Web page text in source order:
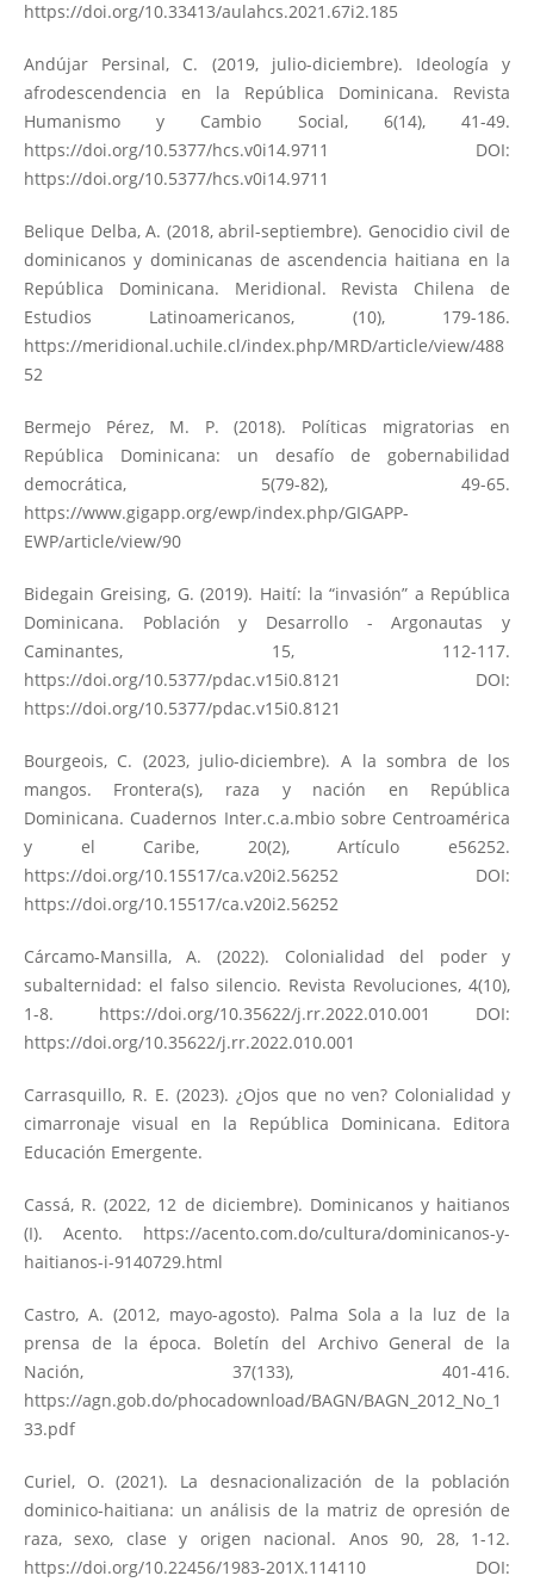
https://doi.org/10.33413/aulahcs.2021.67i2.185
Andújar Persinal, C. (2019, julio-diciembre). Ideología y
afrodescendencia en la República Dominicana. Revista
Humanismo y Cambio Social, 6(14), 41-49.
https://doi.org/10.5377/hcs.v0i14.9711
DOI:
https://doi.org/10.5377/hcs.v0i14.9711
Belique Delba, A. (2018, abril-septiembre). Genocidio civil de
dominicanos y dominicanas de ascendencia haitiana en la
República Dominicana. Meridional. Revista Chilena de
Estudios Latinoamericanos, (10), 179-186.
https://meridional.uchile.cl/index.php/MRD/article/view/488
52
Bermejo Pérez, M. P. (2018). Políticas migratorias en
República Dominicana: un desafío de gobernabilidad
democrática, 5(79-82), 49-65.
https://www.gigapp.org/ewp/index.php/GIGAPP-
EWP/article/view/90
Bidegain Greising, G. (2019). Haití: la “invasión” a República
Dominicana. Población y Desarrollo - Argonautas y
Caminantes, 15, 112-117.
https://doi.org/10.5377/pdac.v15i0.8121
DOI:
https://doi.org/10.5377/pdac.v15i0.8121
Bourgeois, C. (2023, julio-diciembre). A la sombra de los
mangos. Frontera(s), raza y nación en República
Dominicana. Cuadernos Inter.c.a.mbio sobre Centroamérica
y el Caribe, 20(2), Artículo e56252.
https://doi.org/10.15517/ca.v20i2.56252 DOI:
https://doi.org/10.15517/ca.v20i2.56252
Cárcamo-Mansilla, A. (2022). Colonialidad del poder y
subalternidad: el falso silencio. Revista Revoluciones, 4(10),
1-8. https://doi.org/10.35622/j.rr.2022.010.001
DOI:
https://doi.org/10.35622/j.rr.2022.010.001
Carrasquillo, R. E. (2023). ¿Ojos que no ven? Colonialidad y
cimarronaje visual en la República Dominicana. Editora
Educación Emergente.
Cassá, R. (2022, 12 de diciembre). Dominicanos y haitianos
(I). Acento. https://acento.com.do/cultura/dominicanos-y-
haitianos-i-9140729.html
Castro, A. (2012, mayo-agosto). Palma Sola a la luz de la
prensa de la época. Boletín del Archivo General de la
Nación, 37(133), 401-416.
https://agn.gob.do/phocadownload/BAGN/BAGN_2012_No_1
33.pdf
Curiel, O. (2021). La desnacionalización de la población
dominico-haitiana: un análisis de la matriz de opresión de
raza, sexo, clase y origen nacional. Anos 90, 28, 1-12.
https://doi.org/10.22456/1983-201X.114110DOI: